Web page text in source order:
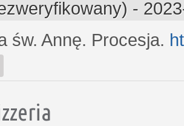
-
św. Annę. Procesja.